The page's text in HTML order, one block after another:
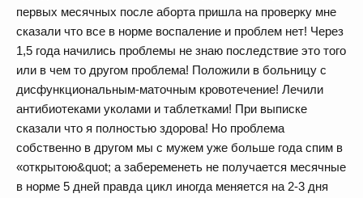
первых месячных после аборта пришла на проверку мне
сказали что все в норме воспаление и проблем нет! Через
1,5 года начились проблемы не знаю последствие это того
или в чем то другом проблема! Положили в больницу с
дисфункциональным-маточным кровотечение! Лечили
антибиотеками уколами и таблетками! При выписке
сказали что я полностью здорова! Но проблема
собственно в другом мы с мужем уже больше года спим в
«открытою&quot; а забеременеть не получается месячные
в норме 5 дней правда цикл иногда меняется на 2-3 дня